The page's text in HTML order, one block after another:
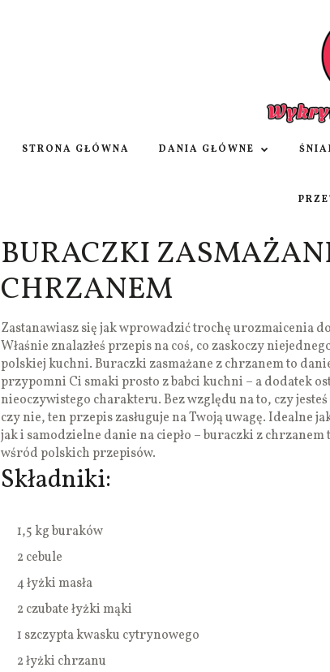
STRONA GŁÓWNA DANIA GŁÓWNE
BURACZKI
CHRZANEM
Zastanawiasz się jak wprowadzić trochę urozmaicenia
Właśnie znalazłeś przepis na coś, co zaskoczy
polskiej kuchni. Buraczki zasmażane z chrzanem to
przypomni Ci smaki prosto z babci kuchni – a dodatek
nieoczywistego charakteru. Bez względu na to, czy
czy nie, ten przepis zasługuje na Twoją uwagę. Idealne
jak i samodzielne danie na ciepło – buraczki z chrzanem
wśród polskich przepisów.
Składniki:
1,5 kg buraków
2 cebule
4 łyżki masła
2 czubate łyżki mąki
1 szczypta kwasku cytrynowego
2 łyżki chrzanu